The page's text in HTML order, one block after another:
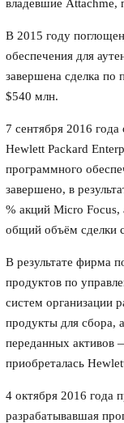
владевшие Attachme,
В 2015 году
обеспечения для
завершена сделка по
$540 млн.
7 сентября 2016
Hewlett Packard
программного
завершено, в
% акций Micro
общий объём сделки
В результате фирма
продуктов по
систем организации
продукты для сбора,
переданных активов
приобреталась
4 октября 2016 года
разрабатывавшая